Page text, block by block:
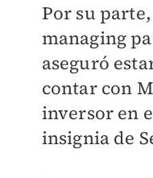
Por su
managing
aseguró
contar con
inversor en
insignia de